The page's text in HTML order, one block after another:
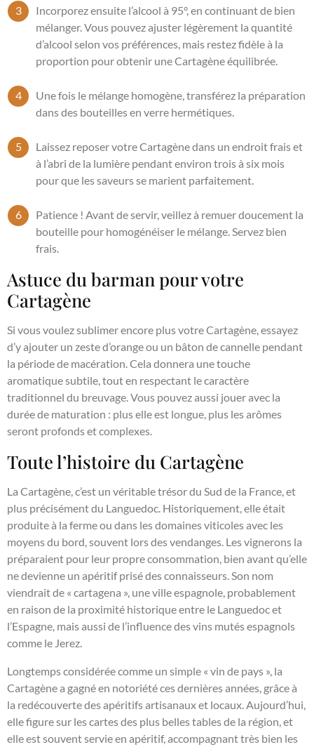
Incorporez ensuite l’alcool à 95°, en continuant de bien
mélanger. Vous pouvez ajuster légèrement la quantité
d’alcool selon vos préférences, mais restez fidèle à la
proportion pour obtenir une Cartagène équilibrée.
Une fois le mélange homogène, transférez la préparation
dans des bouteilles en verre hermétiques.
Laissez reposer votre Cartagène dans un endroit frais et
à l’abri de la lumière pendant environ trois à six mois
pour que les saveurs se marient parfaitement.
Patience ! Avant de servir, veillez à remuer doucement la
bouteille pour homogénéiser le mélange. Servez bien
frais.
Astuce du barman pour votre
Cartagène
Si vous voulez sublimer encore plus votre Cartagène, essayez
d’y ajouter un zeste d’orange ou un bâton de cannelle pendant
la période de macération. Cela donnera une touche
aromatique subtile, tout en respectant le caractère
traditionnel du breuvage. Vous pouvez aussi jouer avec la
durée de maturation : plus elle est longue, plus les arômes
seront profonds et complexes.
Toute l’histoire du Cartagène
La Cartagène, c’est un véritable trésor du Sud de la France, et
plus précisément du Languedoc. Historiquement, elle était
produite à la ferme ou dans les domaines viticoles avec les
moyens du bord, souvent lors des vendanges. Les vignerons la
préparaient pour leur propre consommation, bien avant qu’elle
ne devienne un apéritif prisé des connaisseurs. Son nom
viendrait de « cartagena », une ville espagnole, probablement
en raison de la proximité historique entre le Languedoc et
l’Espagne, mais aussi de l’influence des vins mutés espagnols
comme le Jerez.
Longtemps considérée comme un simple « vin de pays », la
Cartagène a gagné en notoriété ces dernières années, grâce à
la redécouverte des apéritifs artisanaux et locaux. Aujourd’hui,
elle figure sur les cartes des plus belles tables de la région, et
elle est souvent servie en apéritif, accompagnant très bien les